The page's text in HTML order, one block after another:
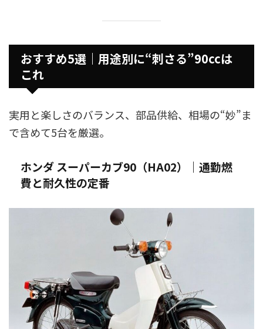
おすすめ5選｜用途別に“刺さる”90ccは
これ
実用と楽しさのバランス、部品供給、相場の“妙”ま
で含めて5台を厳選。
ホンダ スーパーカブ90（HA02）｜通勤燃
費と耐久性の定番